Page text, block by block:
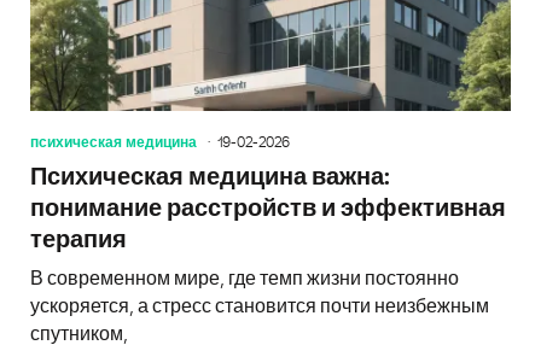
психическая медицина 19-02-2026
Психическая медицина важна:
понимание расстройств и эффективная
терапия
В современном мире, где темп жизни постоянно
ускоряется, а стресс становится почти неизбежным
спутником,